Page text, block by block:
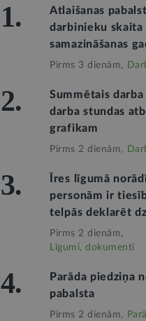
1.
Atlaišanas
darbinieku skaita
samazināšanas
Pirms 3 dienām,
2.
Summētais darba
darba stundas
grafikam
Pirms 2 dienām,
3.
Īres līgumā
personām ir
telpās deklarēt
Pirms 2 dienām,
Līgumi, dokumenti
4.
Parāda piedziņa
pabalsta
Pirms 2 dienām,